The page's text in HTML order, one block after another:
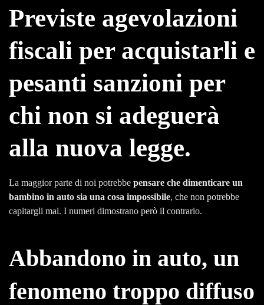
Previste agevolazioni
fiscali per acquistarli e
pesanti sanzioni per
chi non si adeguerà
alla nuova legge.
La maggior parte di noi potrebbe pensare che dimenticare un
bambino in auto sia una cosa impossibile, che non potrebbe
capitargli mai. I numeri dimostrano però il contrario.
Abbandono in auto, un
fenomeno troppo diffuso